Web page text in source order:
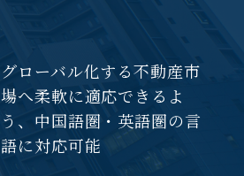
グローバル化する不動産市
場へ柔軟に適応できるよ
う、中国語圏・英語圏の言
語に対応可能